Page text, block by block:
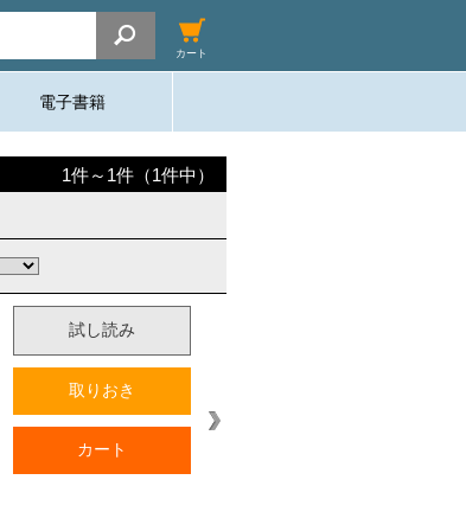
カート
電子書籍
1件～ 1件（1件中）
試し読み
取りおき
カート